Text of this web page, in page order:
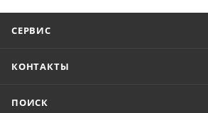
СЕРВИС
КОНТАКТЫ
ПОИСК